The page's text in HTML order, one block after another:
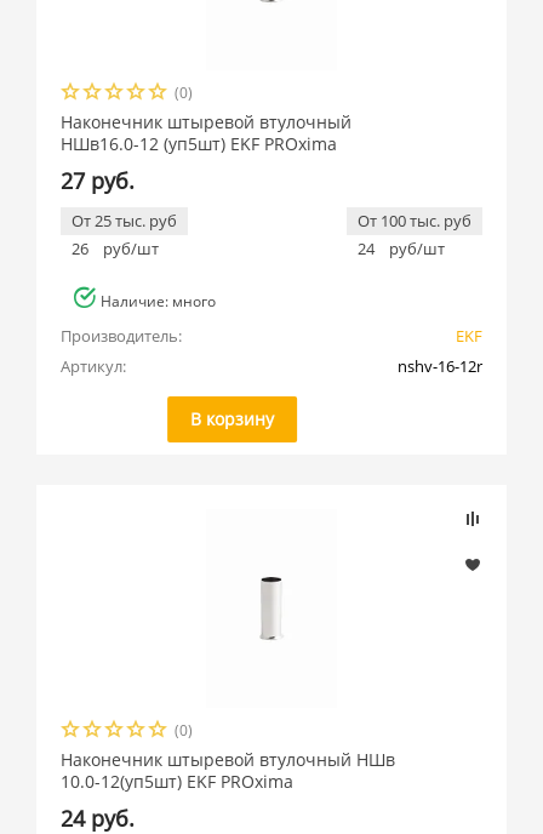
(0)
Наконечник штыревой втулочный
НШв16.0-12 (уп5шт) EKF PROxima
27 руб.
От 25 тыс. руб
26
руб/шт
От 100 тыс. руб
24
руб/шт
Наличие: много
Производитель:
EKF
Артикул:
nshv-16-12r
В корзину
(0)
Наконечник штыревой втулочный НШв
10.0-12(уп5шт) EKF PROxima
24 руб.